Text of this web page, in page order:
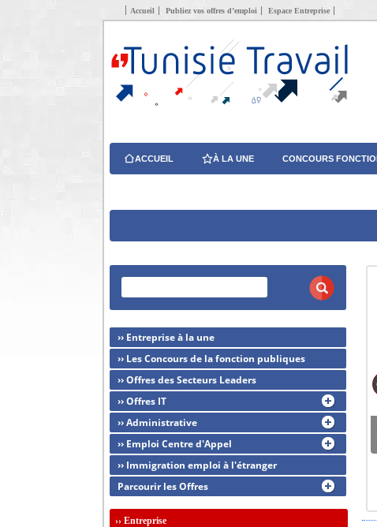
Accueil Publiez vos offres d’emploi Espace Entreprise
ACCUEIL À LA UNE CONCOURS
›› Entreprise à la une
›› Les Concours de la fonction publiques
›› Offres des Secteurs Leaders
›› Offres IT
›› Administrative
›› Emploi Centre d'Appel
›› Immigration emploi à l'étranger
Parcourir les Offres
›› Entreprise